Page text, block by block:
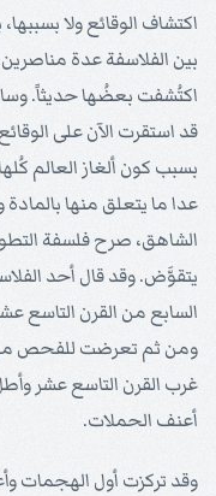
اكتشاف الوقائع ولا
بين الفلاسفة عدة
اكتُشفت بعضُها حديثاً. وساد
قد استقرت الآن على
بسبب كون ألغاز العالم
عدا ما يتعلق منها بالمادة
الشاهق، صرح فلسفة
يتقوَّض. وقد قال أحد
السابع من القرن التاسع
ومن ثم تعرضت للفحص من
غرب القرن التاسع عشر
أعنف الحملات.
وقد تركزت أول الهجمات